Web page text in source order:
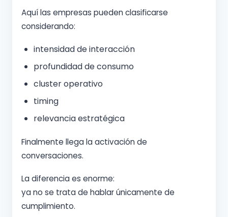
Aquí las empresas pueden clasificarse
considerando:
intensidad de interacción
profundidad de consumo
cluster operativo
timing
relevancia estratégica
Finalmente llega la activación de
conversaciones.
La diferencia es enorme:
ya no se trata de hablar únicamente de
cumplimiento.